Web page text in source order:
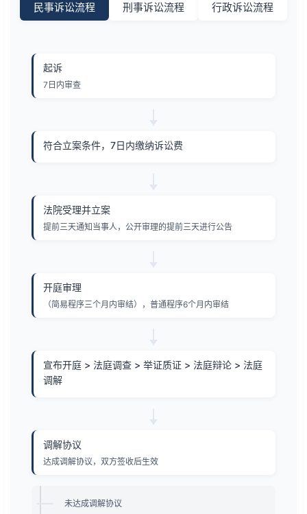
民事诉讼流程 刑事诉讼流程 行政诉讼流程
起诉
7日内审查
符合立案条件，7日内缴纳诉讼费
法院受理并立案
提前三天通知当事人，公开审理的提前三天进行公告
开庭审理
（简易程序三个月内审结），普通程序6个月内审结
宣布开庭 > 法庭调查 > 举证质证 > 法庭辩论 > 法庭
调解
调解协议
达成调解协议，双方签收后生效
未达成调解协议